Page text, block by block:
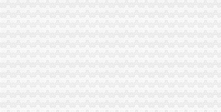
万盛局认真贯彻市一般纳税人认定标准委二届九次全委会精
云局三项措施牵头整灭蚊市一般纳税人认定标准场
纪检组长王兴华到城口开展调研
大渡口局代办一般纳税人新出台两个考核办法规范干部职工行为
渝中局一般纳税人注册流程上半年十措并举开展食品安全监管成效明显
企业处以信用信息化建设应用汇报演练为契机进一步加信用信息化建设工作
涪陵局怎么注册一般纳税人出台地方企业信用信息联合征集考核办法
沙坪坝局突出“三结合”一般纳税人怎么交税化经纪机构组织监管
綦江局代办一般纳税人推行全员岗位AB角工作制
总局一般纳税人公司条件钟攸平副局长到大足局视察工作
江北局引入惩机制对农村“一会两站”代办一般纳税人工作实行考核